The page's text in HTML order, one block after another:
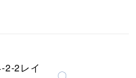
2-2レイ
〇